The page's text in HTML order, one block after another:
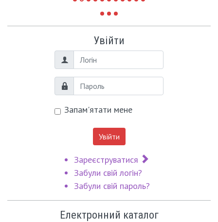
Увійти
Логін
Пароль
Запам'ятати мене
Увійти
Зареєструватися
Забули свій логін?
Забули свій пароль?
Електронний каталог